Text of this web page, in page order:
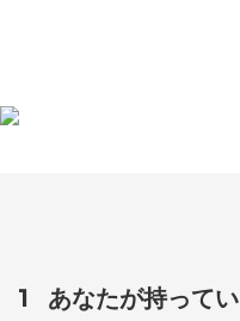
1 あなたが持って